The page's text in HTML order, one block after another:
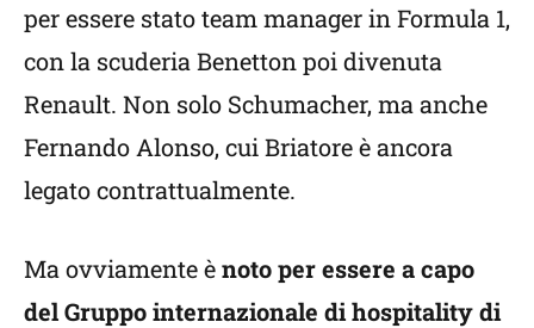
per essere stato team manager in Formula 1,
con la scuderia Benetton poi divenuta
Renault. Non solo Schumacher, ma anche
Fernando Alonso, cui Briatore è ancora
legato contrattualmente.
Ma ovviamente ènoto per essere a capo
del Gruppo internazionale di hospitality di